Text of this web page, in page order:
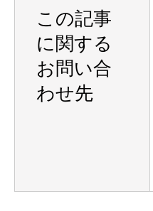
この記事
に関する
お問い合
わせ先